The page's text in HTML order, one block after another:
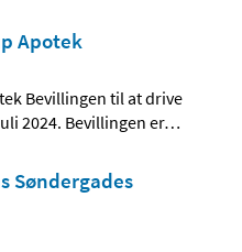
Apotek
Bevillingen til at drive
2024. Bevillingen er…
Søndergades